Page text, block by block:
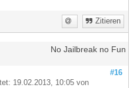
Zitieren
No Jailbreak no Fun
#16
19.02.2013, 10:05 von